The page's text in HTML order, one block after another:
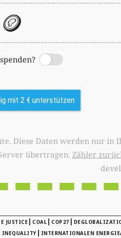
🪙
Switch
mit 2 € unterstützen
übertragen. Zähler
JUSTICE | COAL | COP27 |
INEQUALITY | INTERNATIONALEN